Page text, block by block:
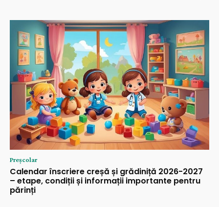
Preșcolar
Calendar înscriere creșă și grădiniță 2026-2027
– etape, condiții și informații importante pentru
părinți